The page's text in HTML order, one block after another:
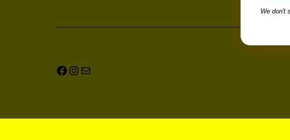
We don't